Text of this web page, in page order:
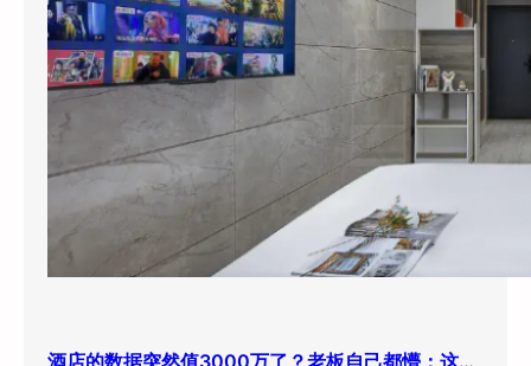
酒店的数据突然值3000万了？老板自己都懵：这玩意儿还能卖钱？